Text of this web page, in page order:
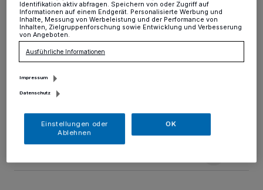
Krefeld (red.)·Ein 32-jähriger Krefelder fiel am
frühen Montagabend gegen 17.40 Uhr nach einem
Diebstahl auf, als er ein Schuhgeschäft an der
Hochstraße verlassen wollte. Er hatte eine Tasche bei
30.10.2014 , 12:43 Uhr Eine Minute Lesezeit
Identifikation aktiv abfragen. Speichern von oder Zugriff auf
Informationen auf einem Endgerät. Personalisierte Werbung und
Inhalte, Messung von Werbeleistung und der Performance von
Inhalten, Zielgruppenforschung sowie Entwicklung und Verbesserung
von Angeboten.
Ausführliche Informationen
Impressum
Datenschutz
Einstellungen oder
Ablehnen
OK